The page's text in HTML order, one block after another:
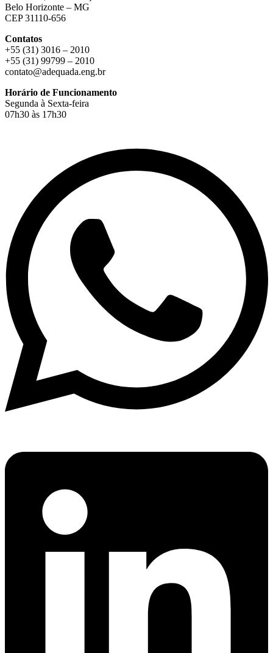
Belo Horizonte – MG
CEP 31110-656
Contatos
+55 (31) 3016 – 2010
+55 (31) 99799 – 2010
contato@adequada.eng.br
Horário de Funcionamento
Segunda à Sexta-feira
07h30 às 17h30